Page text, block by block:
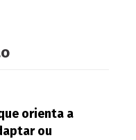
orienta a
ou